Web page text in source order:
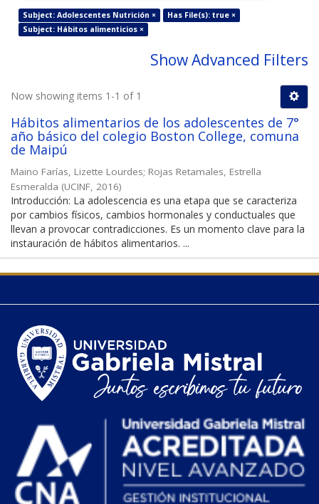
Subject: Adolescentes Nutrición ×
Has File(s): true ×
Subject: Hábitos alimenticios ×
Show Advanced Filters
Now showing items 1-1 of 1
Hábitos alimentarios de los adolescentes de 7°
año básico del colegio Boston College, comuna
de Maipú
Maino Farías, Lizette Lourdes; Rojas Retamales, Estrella
Esmeralda (UCINF, 2016)
Introducción: La adolescencia es una etapa que se caracteriza
por cambios físicos, cambios hormonales y conductuales que
llevan a provocar contradicciones. Es un momento clave para la
instauración de hábitos alimentarios. ...